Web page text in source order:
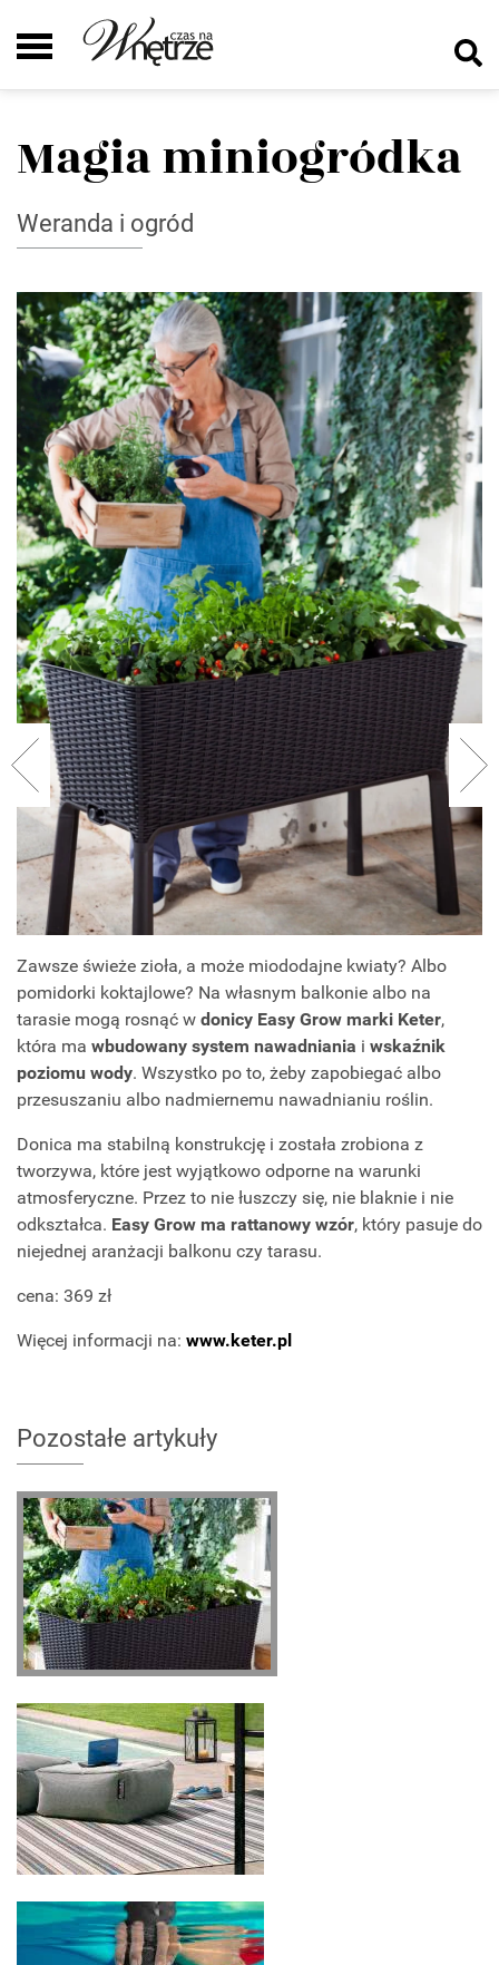
Magia miniogródka
Weranda i ogród
Zawsze świeże zioła, a może miododajne kwiaty? Albo
pomidorki koktajlowe? Na własnym balkonie albo na
tarasie mogą rosnąć w donicy Easy Grow marki Keter,
która ma wbudowany system nawadniania i wskaźnik
poziomu wody. Wszystko po to, żeby zapobiegać albo
przesuszaniu albo nadmiernemu nawadnianiu roślin.
Donica ma stabilną konstrukcję i została zrobiona z
tworzywa, które jest wyjątkowo odporne na warunki
atmosferyczne. Przez to nie łuszczy się, nie blaknie i nie
odkształca. Easy Grow ma rattanowy wzór, który pasuje do
niejednej aranżacji balkonu czy tarasu.
cena: 369 zł
Więcej informacji na: www.keter.pl
Pozostałe artykuły